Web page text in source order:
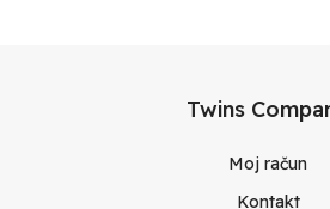
Twins
Moj račun
Kontakt